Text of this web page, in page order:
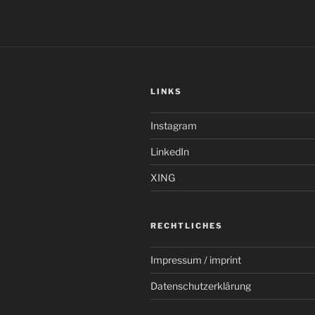
LINKS
Instagram
LinkedIn
XING
RECHTLICHES
Impressum / imprint
Datenschutzerklärung